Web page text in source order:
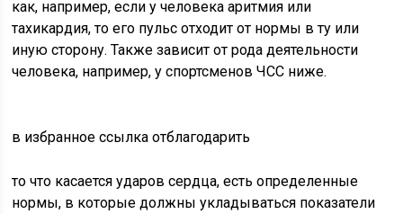
как, например, если у человека аритмия или
тахикардия, то его пульс отходит от нормы в ту или
иную сторону. Также зависит от рода деятельности
человека, например, у спортсменов ЧСС ниже.
в избранное ссылка отблагодарить
то что касается ударов сердца, есть определенные
нормы, в которые должны укладываться показатели